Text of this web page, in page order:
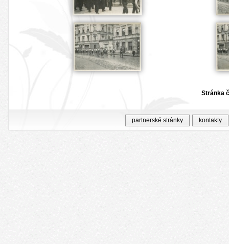
Stránka
partnerské stránky kontakty